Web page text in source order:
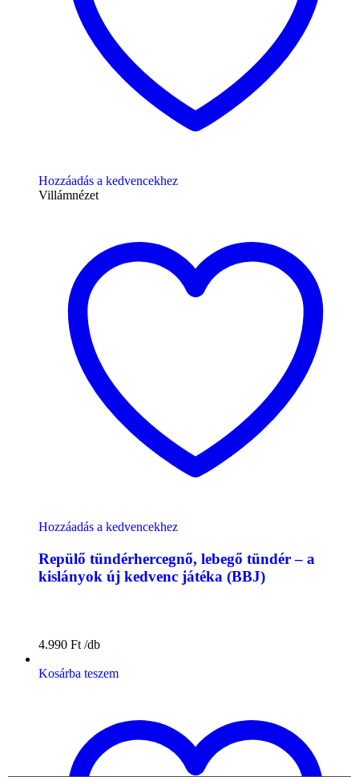
Hozzáadás a kedvencekhez
Villámnézet
Hozzáadás a kedvencekhez
Repülő tündérhercegnő, lebegő tündér – a
kislányok új kedvenc játéka (BBJ)
4.990 Ft
Kosárba teszem